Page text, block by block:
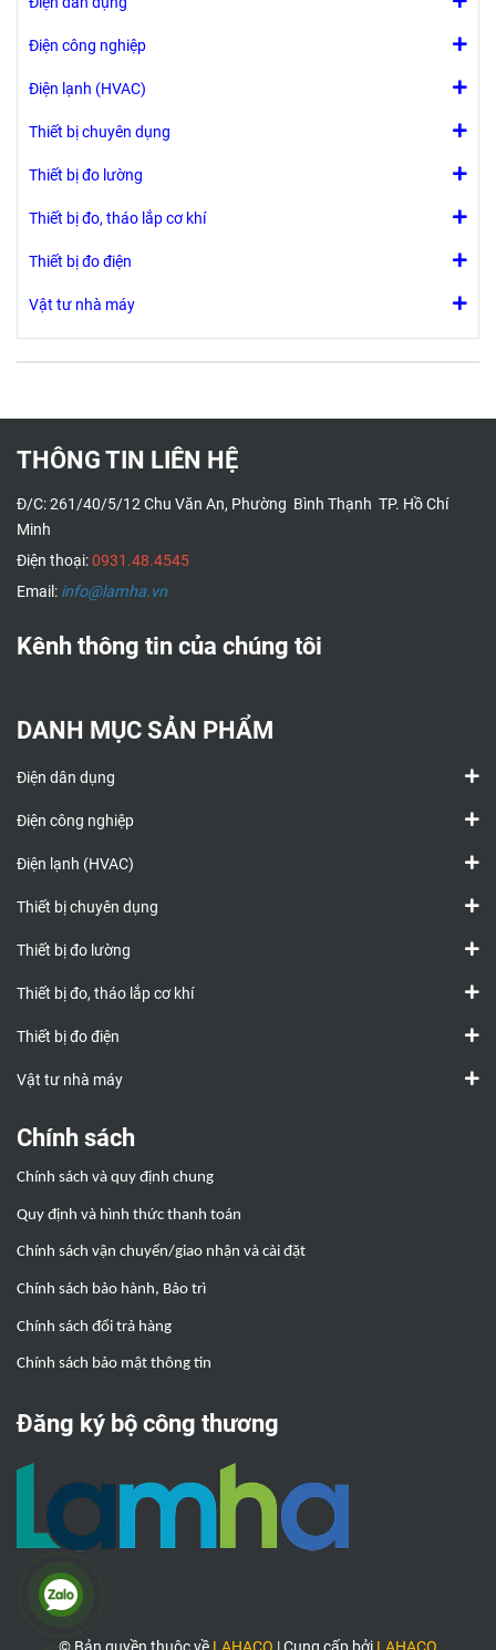
Điện công nghiệp
Điện lạnh (HVAC)
Thiết bị chuyên dụng
Thiết bị đo lường
Thiết bị đo, tháo lắp cơ khí
Thiết bị đo điện
Vật tư nhà máy
THÔNG TIN LIÊN HỆ
Đ/C: 261/40/5/12 Chu Văn An, Phường Bình Thạnh TP. Hồ Chí
Minh
Điện thoại:0931.48.4545
Email: info@lamha.vn
Kênh thông tin của chúng tôi
DANH MỤC SẢN PHẨM
Điện dân dụng
Điện công nghiệp
Điện lạnh (HVAC)
Thiết bị chuyên dụng
Thiết bị đo lường
Thiết bị đo, tháo lắp cơ khí
Thiết bị đo điện
Vật tư nhà máy
Chính sách
Chính sách và quy định chung
Quy định và hình thức thanh toán
Chính sách vận chuyển/giao nhận và cài đặt
Chính sách bảo hành, Bảo trì
Chính sách đổi trả hàng
Chính sách bảo mật thông tin
Đăng ký bộ công thương